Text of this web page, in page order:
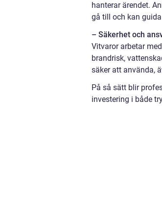
hanterar ärendet.
gå till och kan
– Säkerhet och
Vitvaror arbetar
brandrisk,
säker att använda,
På så sätt blir
investering i både